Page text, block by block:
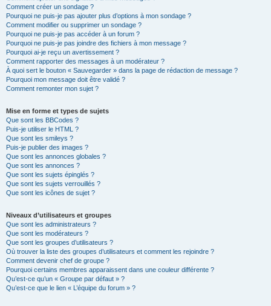
Comment créer un sondage ?
Pourquoi ne puis-je pas ajouter plus d’options à mon sondage ?
Comment modifier ou supprimer un sondage ?
Pourquoi ne puis-je pas accéder à un forum ?
Pourquoi ne puis-je pas joindre des fichiers à mon message ?
Pourquoi ai-je reçu un avertissement ?
Comment rapporter des messages à un modérateur ?
À quoi sert le bouton « Sauvegarder » dans la page de rédaction de message ?
Pourquoi mon message doit être validé ?
Comment remonter mon sujet ?
Mise en forme et types de sujets
Que sont les BBCodes ?
Puis-je utiliser le HTML ?
Que sont les smileys ?
Puis-je publier des images ?
Que sont les annonces globales ?
Que sont les annonces ?
Que sont les sujets épinglés ?
Que sont les sujets verrouillés ?
Que sont les icônes de sujet ?
Niveaux d’utilisateurs et groupes
Que sont les administrateurs ?
Que sont les modérateurs ?
Que sont les groupes d’utilisateurs ?
Où trouver la liste des groupes d’utilisateurs et comment les rejoindre ?
Comment devenir chef de groupe ?
Pourquoi certains membres apparaissent dans une couleur différente ?
Qu’est-ce qu’un « Groupe par défaut » ?
Qu’est-ce que le lien « L’équipe du forum » ?